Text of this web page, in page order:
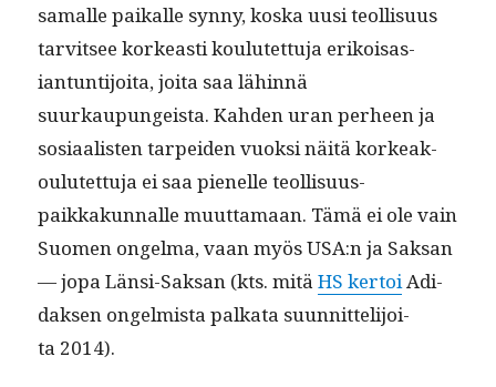
samalle paikalle syn­ny, kos­ka uusi teol­lisu­us
tarvit­see korkeasti koulutet­tu­ja erikoisas­
iantun­ti­joi­ta, joi­ta saa lähin­nä
suurkaupungeista. Kah­den uran per­heen ja
sosi­aal­is­ten tarpei­den vuok­si näitä korkeak­
oulutet­tu­ja ei saa pienelle teol­lisu­u­s­
paikkakun­nalle muut­ta­maan. Tämä ei ole vain
Suomen ongel­ma, vaan myös USA:n ja Sak­san
— jopa Län­si-Sak­san (kts. mitäHS ker­toiAdi­
dak­sen ongelmista palkata suun­nit­telijoi­
ta 2014).